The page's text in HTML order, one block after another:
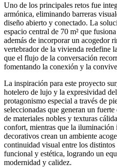
Uno de los principales retos fue
armónica, eliminando barreras
diseño abierto y conectado. La
espacio central de 70 m² que
además de incorporar un acogedor
vertebrador de la vivienda redefine
que el flujo de la conversación
fomentando la conexión y la
La inspiración para este proyecto
hotelero de lujo y la expresividad
protagonismo especial a través de
seleccionadas que generan un
de materiales nobles y texturas
confort, mientras que la iluminación
decorativos crean un ambiente
continuidad visual entre los
funcional y estética, logrando un
modernidad y calidez.